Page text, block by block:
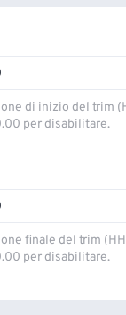
di inizio del trim
per disabilitare.
finale del trim
per disabilitare.